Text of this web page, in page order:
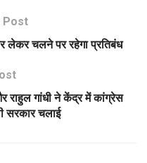
Post
लेकर चलने पर रहेगा प्रतिबंध
राहुल गांधी ने केंद्र में कांग्रेस
सरकार चलाई